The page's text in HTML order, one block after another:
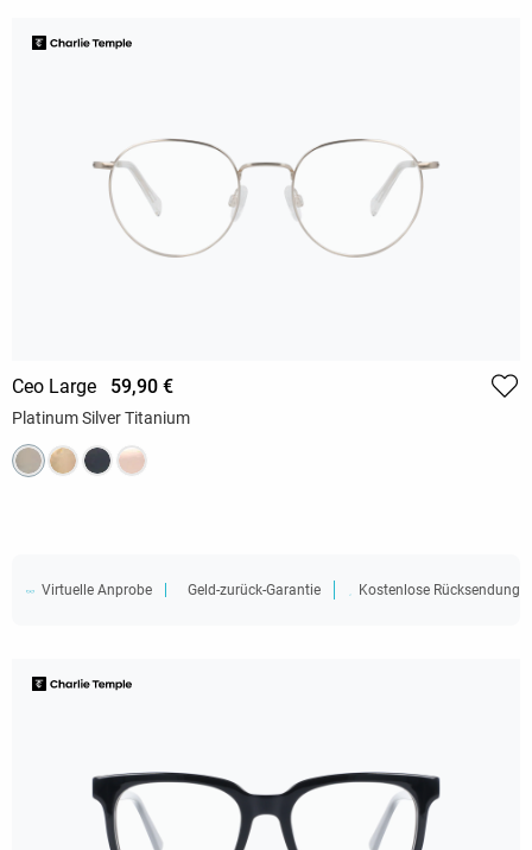
Ceo Large 59,90 €
Platinum Silver Titanium
Virtuelle Anprobe Geld-zurück-Garantie Kostenlose Rücksendung